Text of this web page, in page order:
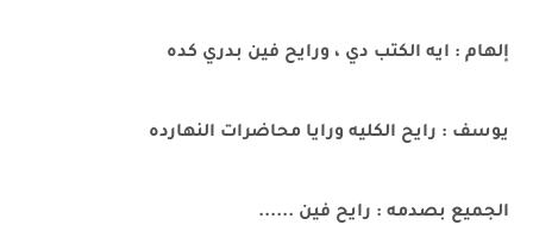
إلهام : ايه الكتب دي ، ورايح فين بدري كده
يوسف : رايح الكليه ورايا محاضرات النهارده
الجميع بصدمه : رايح فين ......